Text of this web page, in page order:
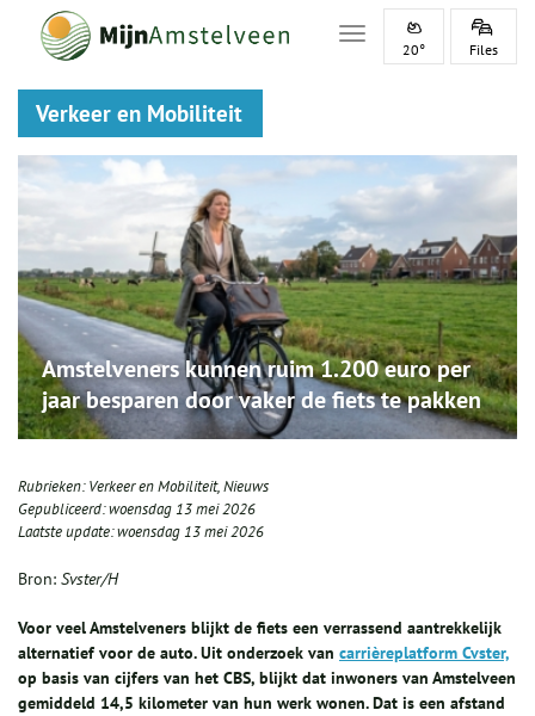
Toggle navigation
20° Files
Verkeer en Mobiliteit
Amstelveners kunnen ruim 1.200 euro per
jaar besparen door vaker de fiets te pakken
Rubrieken:Verkeer en Mobiliteit,Nieuws
Gepubliceerd:woensdag 13 mei 2026
Laatste update:woensdag 13 mei 2026
Bron: Svster/H
Voor veel Amstelveners blijkt de fiets een verrassend aantrekkelijk
alternatief voor de auto. Uit onderzoek van carrièreplatform Cvster,
op basis van cijfers van het CBS, blijkt dat inwoners van Amstelveen
gemiddeld 14,5 kilometer van hun werk wonen. Dat is een afstand